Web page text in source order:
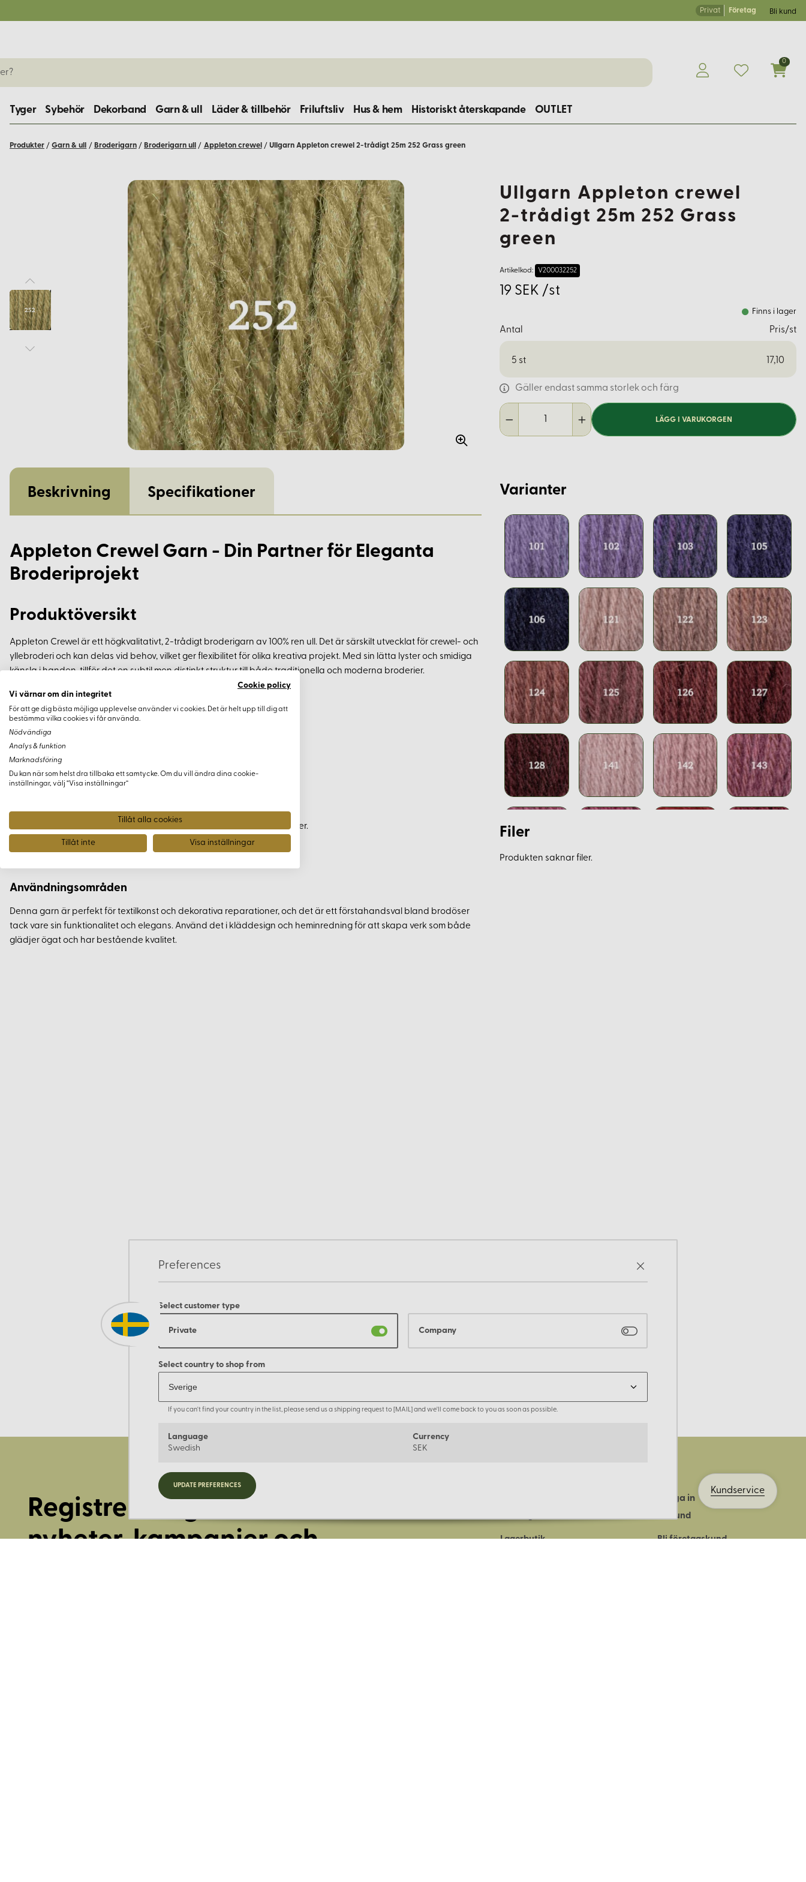
Kundservice
Preferences
Select customer type
Private Company
Select country to shop from
If you can't find your country in the list, please send us a shipping request to [MAIL] and we'll come back to you as soon as possible.
Language
Swedish
Currency
SEK
UPDATE PREFERENCES
Privat Företag Bli kund
0
Tyger Sybehör Dekorband Garn & ull Läder & tillbehör Friluftsliv Hus & hem Historiskt återskapande OUTLET
Produkter / Garn & ull / Broderigarn / Broderigarn ull / Appleton crewel / Ullgarn Appleton crewel 2-trådigt 25m 252 Grass green
Ullgarn Appleton crewel
2-trådigt 25m 252 Grass
green
Artikelkod: V200032252
19 SEK /st
Finns i lager
Antal Pris/st
5 st 17,10
Gäller endast samma storlek och färg
LÄGG I VARUKORGEN
Beskrivning Specifikationer
Appleton Crewel Garn - Din Partner för Eleganta
Broderiprojekt
Produktöversikt
Appleton Crewel är ett högkvalitativt, 2-trådigt broderigarn av 100% ren ull. Det är särskilt utvecklat för crewel- och
yllebroderi och kan delas vid behov, vilket ger flexibilitet för olika kreativa projekt. Med sin lätta lyster och smidiga
känsla i handen, tillför det en subtil men distinkt struktur till både traditionella och moderna broderier.
Egenskaper
Längd per nystan: 25 meter
Material: 100% ren ull
Struktur: 2-trådigt, delbart vid behov
Överlägsen kvalitet som säkerställer hållbara och jämna broderier.
Färgbeständigheten bevarar verkens livfullhet och klarhet.
Användningsområden
Denna garn är perfekt för textilkonst och dekorativa reparationer, och det är ett förstahandsval bland brodöser
tack vare sin funktionalitet och elegans. Använd det i kläddesign och heminredning för att skapa verk som både
glädjer ögat och har bestående kvalitet.
Varianter
Filer
Produkten saknar filer.
Registrera dig för
nyheter, kampanjer och
Företagets historia
Lagerbutik
Logga in
Bli kund
Bli företagskund
Cookie policy
Vi värnar om din integritet
För att ge dig bästa möjliga upplevelse använder vi cookies. Det är helt upp till dig att
bestämma vilka cookies vi får använda.
Nödvändiga
Analys & funktion
Marknadsföring
Du kan när som helst dra tillbaka ett samtycke. Om du vill ändra dina cookie-
inställningar, välj “Visa inställningar”
Tillåt alla cookies
Tillåt inte Visa inställningar